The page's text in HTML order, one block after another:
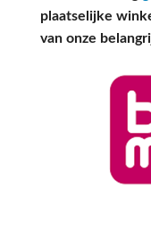
plaatselijke
van onze